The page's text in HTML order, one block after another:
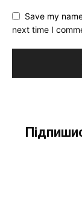
Save my
next time I